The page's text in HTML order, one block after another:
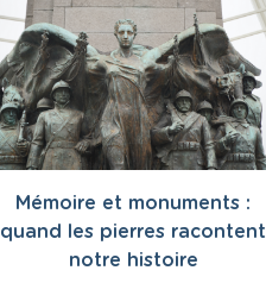
Mémoire et monuments :
quand les pierres racontent
notre histoire